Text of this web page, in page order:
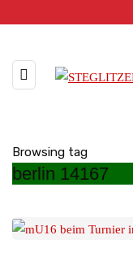
Browsing tag
berlin 14167